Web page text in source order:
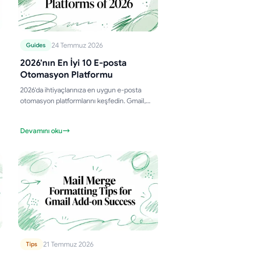
Guides 24 Temmuz 2026
2026'nın En İyi 10 E-posta
Otomasyon Platformu
2026'da ihtiyaçlarınıza en uygun e-posta
otomasyon platformlarını keşfedin. Gmail,
karşılaştırıyoruz.
Devamını oku
Tips 21 Temmuz 2026